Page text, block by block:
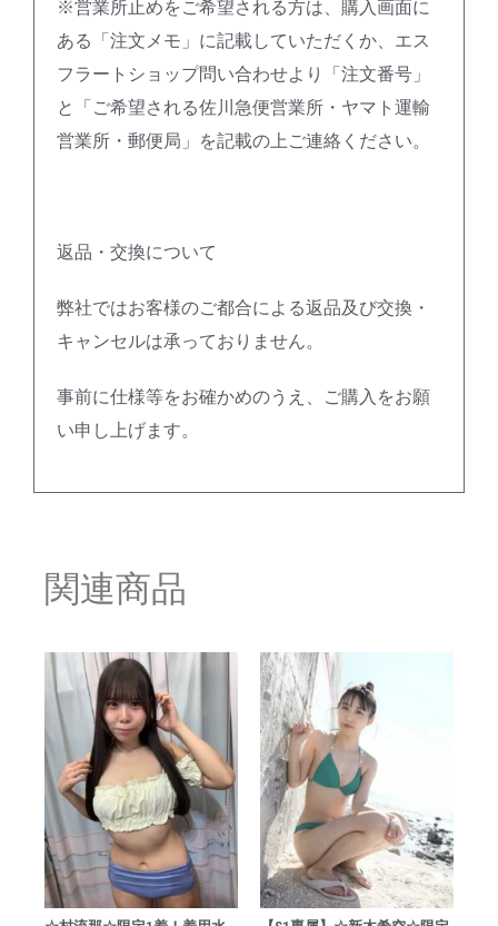
※営業所止めをご希望される方は、購入画面に
ある「注文メモ」に記載していただくか、エス
フラートショップ問い合わせより「注文番号」
と「ご希望される佐川急便営業所・ヤマト運輸
営業所・郵便局」を記載の上ご連絡ください。
返品・交換について
弊社ではお客様のご都合による返品及び交換・
キャンセルは承っておりません。
事前に仕様等をお確かめのうえ、ご購入をお願
い申し上げます。
関連商品